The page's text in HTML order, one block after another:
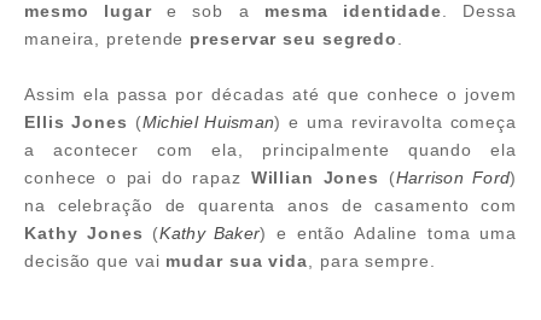
mesmo lugare sob a mesma identidade . Dessa
maneira, pretende preservar seu segredo
Assim ela passa por décadas até que conhece o jovem
Ellis Jones (Michiel Huisman) e uma reviravolta começa
a acontecer com ela, principalmente quando ela
conhece o pai do rapaz Willian Jones (Harrison Ford)
na celebração de quarenta anos de casamento com
Kathy Jones
(Kathy Baker) e então Adaline toma uma
decisão que vai mudar sua vida , para sempre.